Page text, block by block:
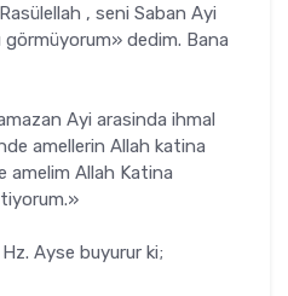
, seni Saban Ayi
dedim. Bana
Ayi arasinda ihmal
amellerin Allah katina
amelim Allah Katina
Ayse buyurur ki;